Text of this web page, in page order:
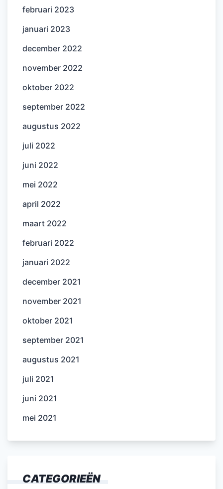
februari 2023
januari 2023
december 2022
november 2022
oktober 2022
september 2022
augustus 2022
juli 2022
juni 2022
mei 2022
april 2022
maart 2022
februari 2022
januari 2022
december 2021
november 2021
oktober 2021
september 2021
augustus 2021
juli 2021
juni 2021
mei 2021
CATEGORIEËN